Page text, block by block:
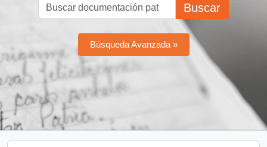
Buscar
Búsqueda Avanzada »